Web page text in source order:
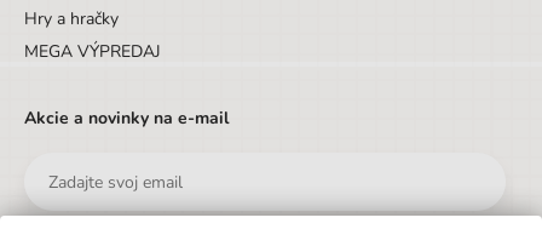
Hry a hračky
MEGA VÝPREDAJ
Akcie a novinky na e-mail